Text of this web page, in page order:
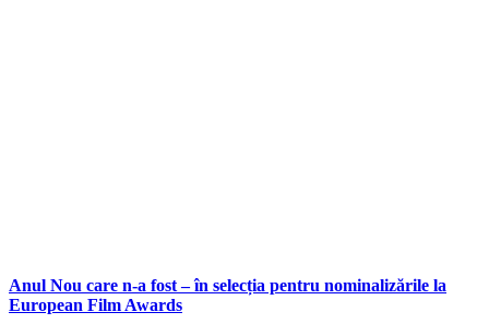
Anul Nou care n-a fost – în selecția pentru nominalizările la
European Film Awards